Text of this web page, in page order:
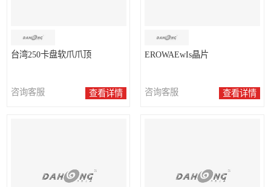
台湾250卡盘软爪爪顶
咨询客服 查看详情
EROWAEwIs晶片
咨询客服 查看详情